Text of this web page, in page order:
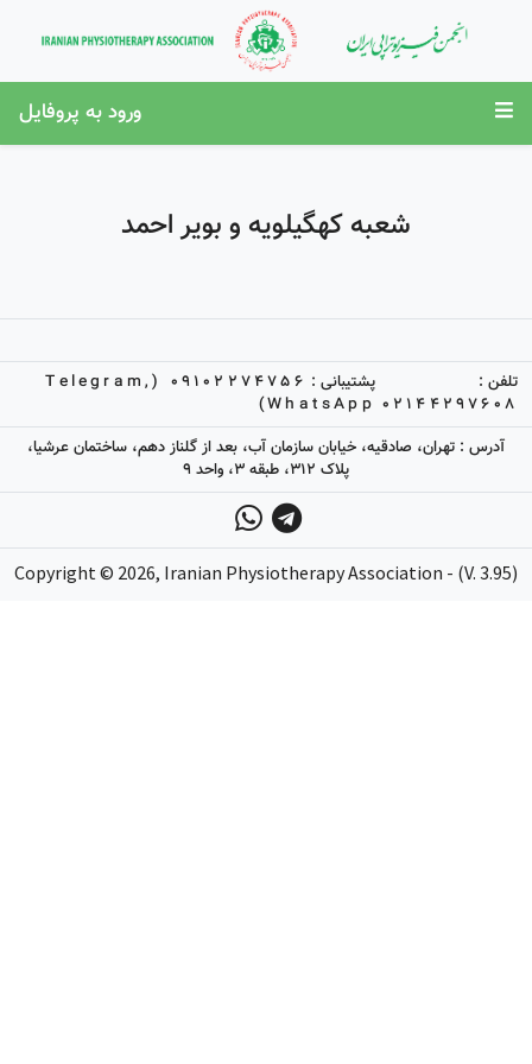
ورود به پروفایل
شعبه کهگیلویه و بویر احمد
تلفن :
02144297608
پشتیبانی :
09102274756 (Telegram,
WhatsApp)
آدرس : تهران، صادقیه، خیابان سازمان آب، بعد از گلناز دهم، ساختمان عرشیا،
پلاک 312، طبقه 3، واحد 9
Copyright © 2026, Iranian Physiotherapy Association - (V. 3.95)